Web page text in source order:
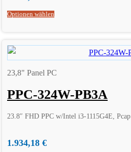
Optionen wählen
23,8" Panel PC
PPC-324W-PB3A
23.8″ FHD PPC w/Intel i3-1115G4E, Pcap
1.934,18 €